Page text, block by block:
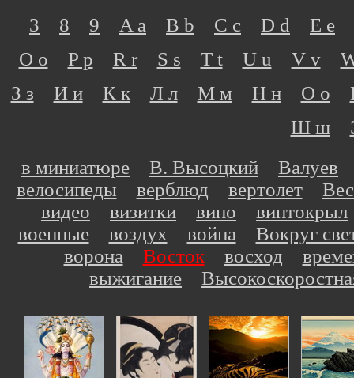
3 8 9 A a B b C c D d
E e
O o
P p R r S s T t U u V v
З з
И и К к Л л М м Н н О о
Ш ш
в миниатюре
В. Высоцкий
Валуев
велосипеды
верблюд вертолет
видео
визитки вино
винтокрыл
военные
воздух война
Вокруг
ворона
Восток восход
выжигание